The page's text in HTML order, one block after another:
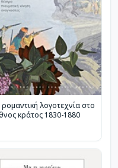
λογοτεχνία στο
κράτος 1830-1880